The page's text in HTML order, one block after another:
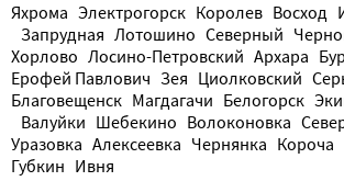
Яхрома Электрогорск Королев Восход
Запрудная Лотошино Северный
Хорлово Лосино-Петровский Архара
Ерофей Павлович Зея Циолковский
Благовещенск Магдагачи Белогорск
Валуйки Шебекино Волоконовка
Уразовка Алексеевка Чернянка Короча
Губкин Ивня